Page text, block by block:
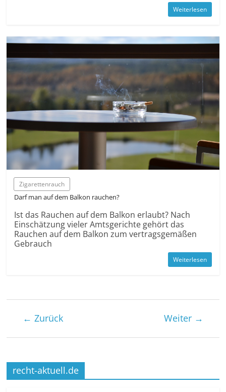
Weiterlesen
Zigarettenrauch
Darf man auf dem Balkon rauchen?
Ist das Rauchen auf dem Balkon erlaubt? Nach
Einschätzung vieler Amtsgerichte gehört das
Rauchen auf dem Balkon zum vertragsgemäßen
Gebrauch
Weiterlesen
← Zurück Weiter →
recht-aktuell.de